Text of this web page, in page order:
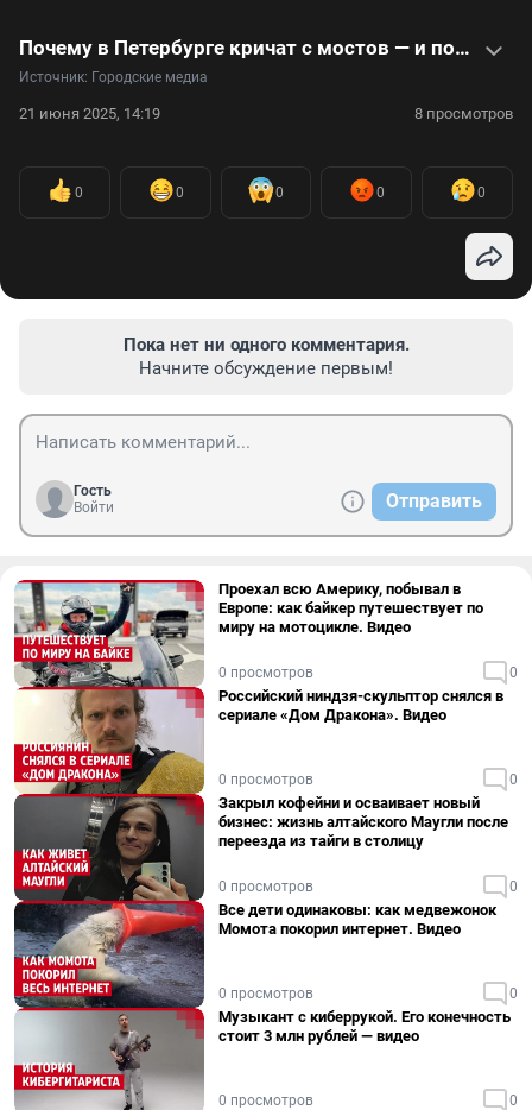
Почему в Петербурге кричат с мостов — и почему это не нравится властям. Громкое видео
Источник: Городские медиа
21 июня 2025, 14:19 8 просмотров
0 0 0 0 0
Пока нет ни одного комментария.
Начните обсуждение первым!
Гость
Войти
Отправить
Проехал всю Америку, побывал в
Европе: как байкер путешествует по
миру на мотоцикле. Видео
0 просмотров 0
Российский ниндзя-скульптор снялся в
сериале «Дом Дракона». Видео
0 просмотров 0
Закрыл кофейни и осваивает новый
бизнес: жизнь алтайского Маугли после
переезда из тайги в столицу
0 просмотров 0
Все дети одинаковы: как медвежонок
Момота покорил интернет. Видео
0 просмотров 0
Музыкант с киберрукой. Его конечность
стоит 3 млн рублей — видео
0 просмотров 0